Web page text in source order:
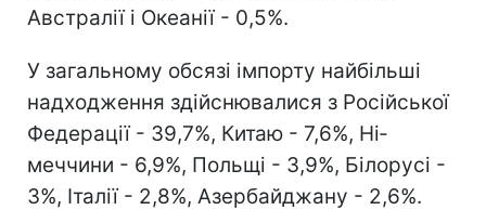
Австралії і Океанії - 0,5%.
У загальному обсязі імпорту найбільші
надходження здійс­нювалися з Російської
Федерації - 39,7%, Китаю - 7,6%, Ні­
меччини - 6,9%, Польщі - 3,9%, Білорусі -
3%, Італії - 2,8%, Азербайджану - 2,6%.